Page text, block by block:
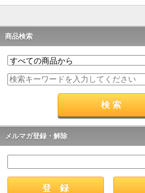
商品検索
メルマガ登録・解除